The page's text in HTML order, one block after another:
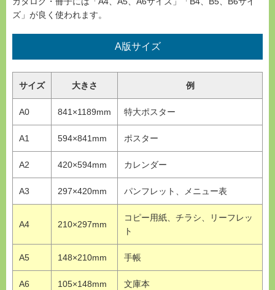
ズ」が良く使われます。
A版サイズ
サイズ 大きさ 例
A0 841×1189mm 特大ポスター
A1 594×841mm ポスター
A2 420×594mm カレンダー
A3 297×420mm パンフレット、メニュー表
A4 210×297mm
コピー用紙、チラシ、リーフレッ
ト
A5 148×210mm 手帳
A6 105×148mm 文庫本